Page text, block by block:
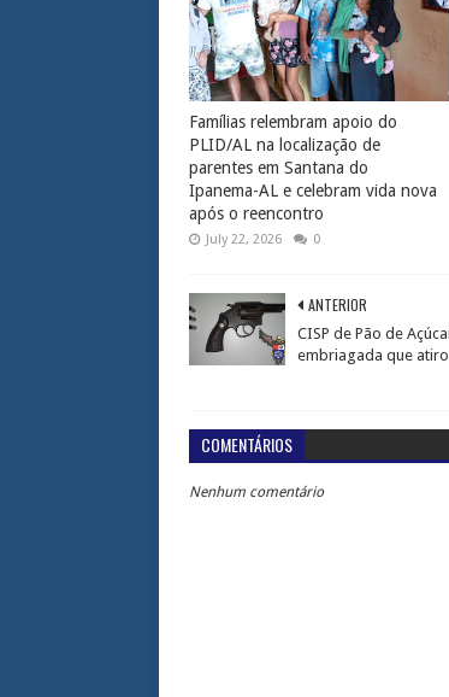
Famílias relembram apoio do
PLID/AL na localização de
parentes em Santana do
Ipanema-AL e celebram vida nova
após o reencontro
July 22, 2026 0
ANTERIOR
CISP de Pão de
embriagada que
COMENTÁRIOS
Nenhum comentário